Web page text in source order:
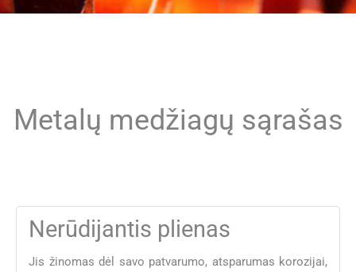
Metalų medžiagų sąrašas
Nerūdijantis plienas
Jis žinomas dėl savo patvarumo, atsparumas korozijai,